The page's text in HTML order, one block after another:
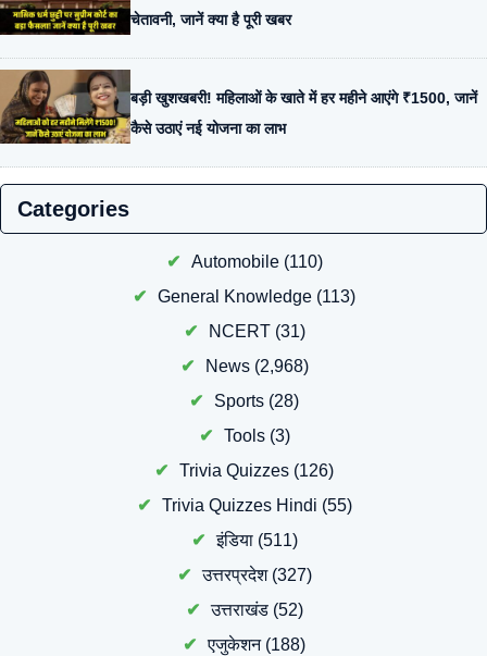
चेतावनी, जानें क्या है पूरी खबर
बड़ी खुशखबरी! महिलाओं के खाते में हर महीने आएंगे ₹1500, जानें
कैसे उठाएं नई योजना का लाभ
Categories
Automobile(110)
General Knowledge (113)
NCERT(31)
News(2,968)
Sports (28)
Tools(3)
Trivia Quizzes (126)
Trivia Quizzes Hindi (55)
इंडिया(511)
उत्तरप्रदेश(327)
उत्तराखंड(52)
एजुकेशन(188)